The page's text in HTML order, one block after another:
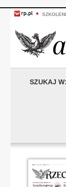
SZUKAJ W: